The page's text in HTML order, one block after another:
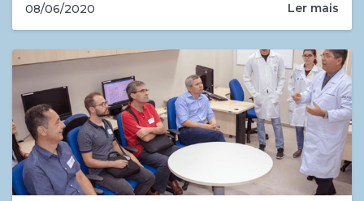
08/06/2020 Ler mais